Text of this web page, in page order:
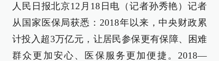
人民日报北京12月18日电（记者孙秀艳）记者
从国家医保局获悉：2018年以来，中央财政累
计投入超3万亿元，让居民参保更有保障、困难
群众更加安心、医保服务更加便捷。2018—